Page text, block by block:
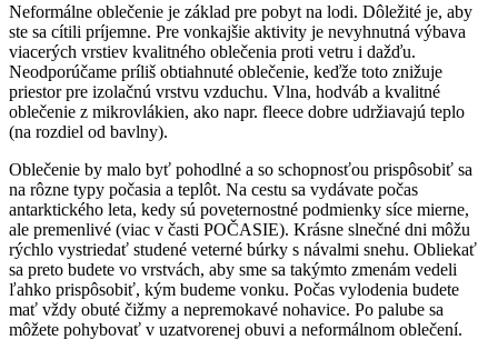
Neformálne oblečenie je základ pre pobyt na lodi. Dôležité je, aby
ste sa cítili príjemne. Pre vonkajšie aktivity je nevyhnutná výbava
viacerých vrstiev kvalitného oblečenia proti vetru i dažďu.
Neodporúčame príliš obtiahnuté oblečenie, keďže toto znižuje
priestor pre izolačnú vrstvu vzduchu. Vlna, hodváb a kvalitné
oblečenie z mikrovlákien, ako napr. fleece dobre udržiavajú teplo
(na rozdiel od bavlny).
Oblečenie by malo byť pohodlné a so schopnosťou prispôsobiť sa
na rôzne typy počasia a teplôt. Na cestu sa vydávate počas
antarktického leta, kedy sú poveternostné podmienky síce mierne,
ale premenlivé (viac v časti POČASIE). Krásne slnečné dni môžu
rýchlo vystriedať studené veterné búrky s návalmi snehu. Obliekať
sa preto budete vo vrstvách, aby sme sa takýmto zmenám vedeli
ľahko prispôsobiť, kým budeme vonku. Počas vylodenia budete
mať vždy obuté čižmy a nepremokavé nohavice. Po palube sa
môžete pohybovať v uzatvorenej obuvi a neformálnom oblečení.